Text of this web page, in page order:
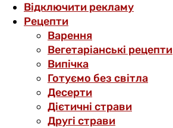
Відключити рекламу
Рецепти
Варення
Вегетаріанські рецепти
Випічка
Готуємо без світла
Десерти
Дієтичні страви
Другі страви